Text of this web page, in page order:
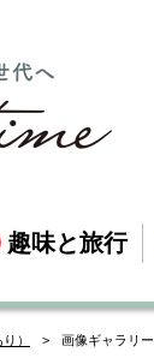
趣味と旅行
） 画像ギャラリー